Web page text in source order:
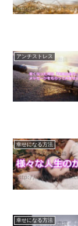
アンチストレス
幸せになる方法
幸せになる方法